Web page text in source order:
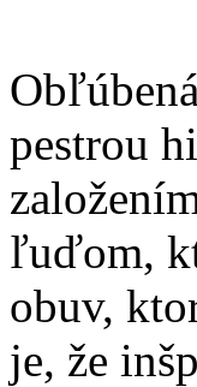
pestrou
ľuďom,
obuv,
je, že